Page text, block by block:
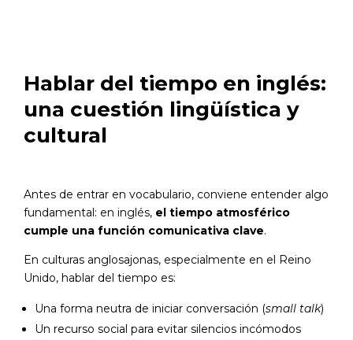
Hablar del tiempo en inglés:
una cuestión lingüística y
cultural
Antes de entrar en vocabulario, conviene entender algo
fundamental: en inglés, el tiempo atmosférico
cumple una función comunicativa clave.
En culturas anglosajonas, especialmente en el Reino
Unido, hablar del tiempo es:
Una forma neutra de iniciar conversación (small talk)
Un recurso social para evitar silencios incómodos